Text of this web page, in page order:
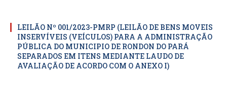
LEILÃO Nº 001/2023-PMRP (LEILÃO DE BENS MOVEIS
INSERVÍVEIS (VEÍCULOS) PARA A ADMINISTRAÇÃO
PÚBLICA DO MUNICIPIO DE RONDON DO PARÁ
SEPARADOS EM ITENS MEDIANTE LAUDO DE
AVALIAÇÃO DE ACORDO COM O ANEXO I)